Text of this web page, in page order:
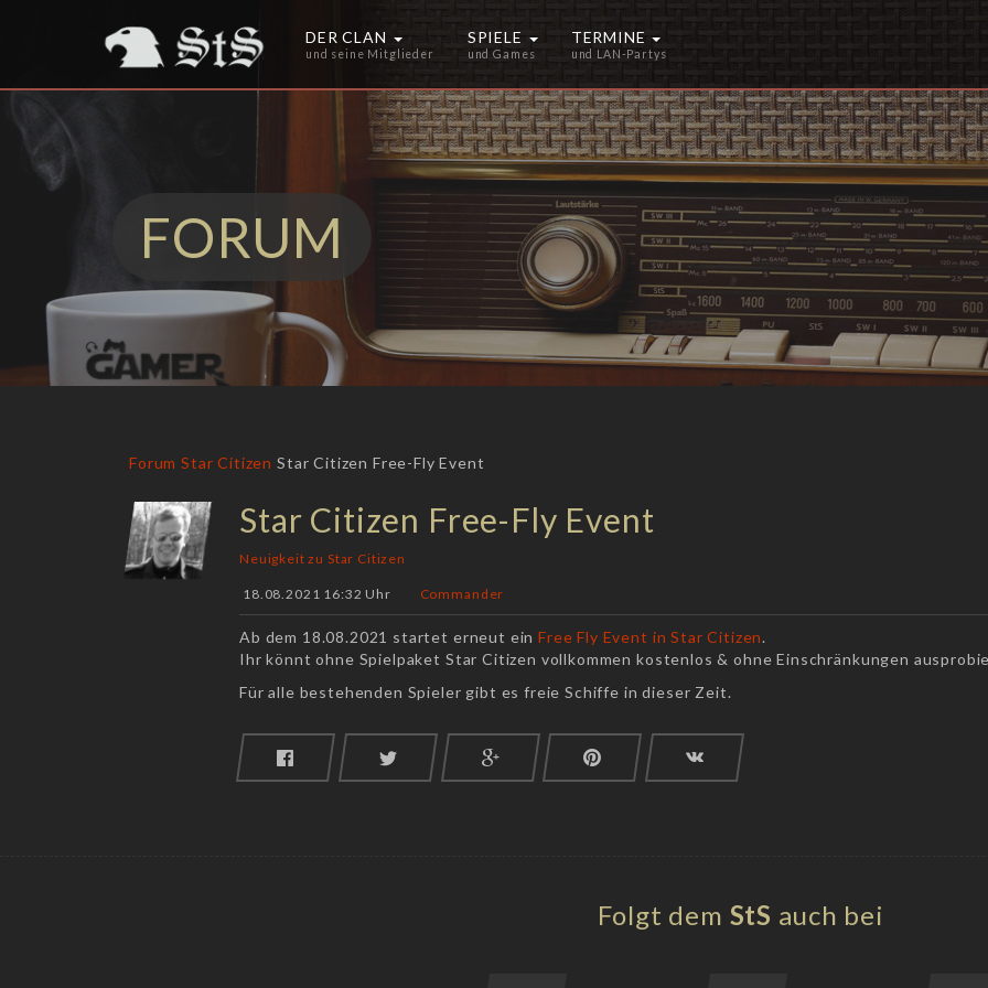
DER CLAN
und seine Mitglieder
SPIELE
und Games
TERMINE
und LAN-Partys
FORUM
Forum Star Citizen Star Citizen Free-Fly Event
Star Citizen Free-Fly Event
Neuigkeit zu Star Citizen
18.08.2021 16:32 Uhr Commander
Ab dem 18.08.2021 startet erneut einFree Fly Event in Star Citizen.
Ihr könnt ohne Spielpaket Star Citizen vollkommen kostenlos & ohne Einschränkungen
Für alle bestehenden Spieler gibt es freie Schiffe in dieser Zeit.
Folgt dem StS auch bei